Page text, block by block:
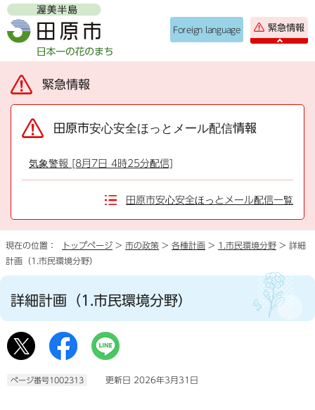
Foreign language 緊急情報
緊急情報
田原市安心安全ほっとメール配信情報
気象警報 [8月7日 4時25分配信]
田原市安心安全ほっとメール配信一覧
現在の位置： トップページ > 市の政策 > 各種計画 > 1.市民環境分野 > 詳細
計画（1.市民環境分野）
詳細計画（1.市民環境分野）
ページ番号1002313 更新日 2026年3月31日